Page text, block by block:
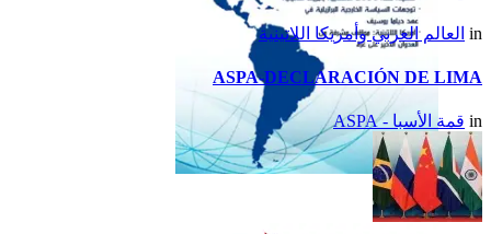
تقرير أمريكا اللاتينية لسنة
2014
in العالم العربي وأمريكا اللاتينية
ASPA-DECLARACIÓN DE LIMA
in قمة الأسبا - ASPA